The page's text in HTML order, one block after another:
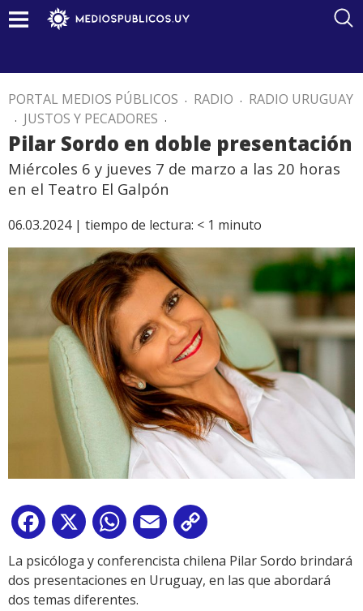
PORTAL MEDIOS PÚBLICOS . RADIO . RADIO URUGUAY
. JUSTOS Y PECADORES .
Pilar Sordo en doble presentación
Miércoles 6 y jueves 7 de marzo a las 20 horas
en el Teatro El Galpón
06.03.2024 | tiempo de lectura: < 1 minuto
Facebook
X WhatsApp
Email
Link
La psicóloga y conferencista chilena Pilar Sordo brindará
dos presentaciones en Uruguay, en las que abordará
dos temas diferentes.